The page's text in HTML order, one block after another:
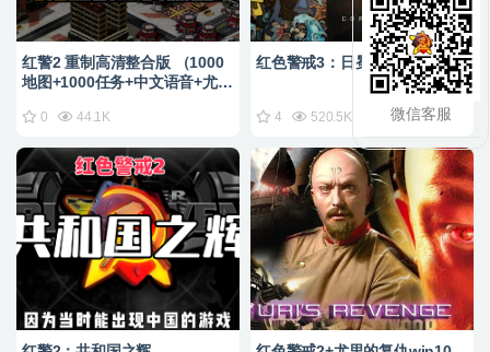
红警2 重制高清整合版 （1000
地图+1000任务+中文语音+尤复
0 44.1K
红色警戒3：日冕【神级MOD】
4 520.5K 微信客服